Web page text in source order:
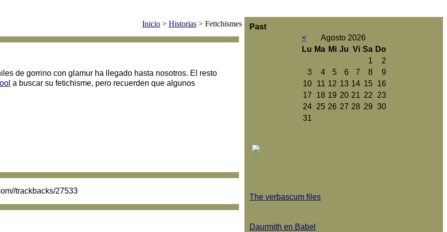
Inicio > Historias > Fetichismes
de gorrino con glamur ha llegado hasta nosotros. El resto
a buscar su fetichisme, pero recuerden que algunos
trackbacks/27533
Past
<
Agosto 2026
Lu Ma Mi Ju Vi Sa Do
1
2
3
4 5 6 7 8
9
10
11 12 13 14 15
16
17
18 19 20 21 22
23
24
25 26 27 28 29 30
31
The verbascum files
Daurmith en Babel